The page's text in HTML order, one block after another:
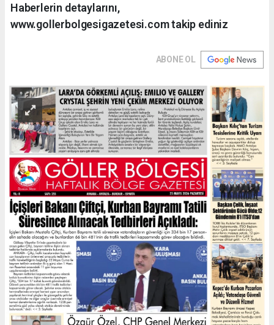
Haberlerin detaylarını,
www.gollerbolgesigazetesi.com takip ediniz
ABONE OL